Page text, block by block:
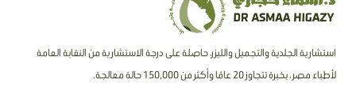
استشارية الجلدية والتجميل والليزر، حاصلة على درجة الاستشارية من النقابة العامة
لأطباء مصر ، بخبرة تتجاوز 20 عامًا وأكثر من 150,000 حالة معالجة.